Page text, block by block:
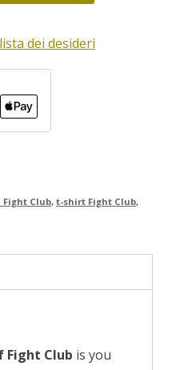
dei desideri
Club, t-shirt Fight Club,
Club is you